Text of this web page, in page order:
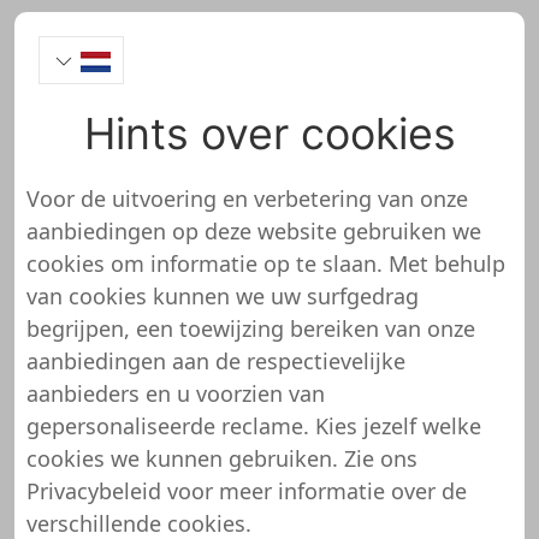
https://ab50.de/
ab50.de is nog niet beoordeeld
en getest
We hebben nog geen gedetailleerde
informatie over deze winkel of website. Dit
betekent dat ab50.de nog niet is beoordeeld
en getest door ons ondersteuningsteam.
Hints over cookies
Voor de uitvoering en verbetering van onze
aanbiedingen op deze website gebruiken we
cookies om informatie op te slaan. Met behulp
van cookies kunnen we uw surfgedrag
begrijpen, een toewijzing bereiken van onze
aanbiedingen aan de respectievelijke
aanbieders en u voorzien van
gepersonaliseerde reclame. Kies jezelf welke
cookies we kunnen gebruiken. Zie ons
Privacybeleid voor meer informatie over de
verschillende cookies.